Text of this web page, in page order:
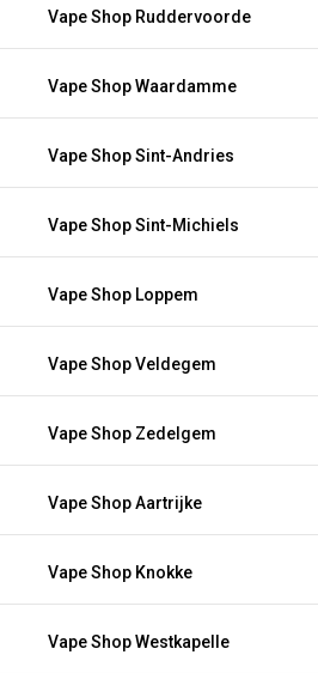
Vape Shop Ruddervoorde
Vape Shop Waardamme
Vape Shop Sint-Andries
Vape Shop Sint-Michiels
Vape Shop Loppem
Vape Shop Veldegem
Vape Shop Zedelgem
Vape Shop Aartrijke
Vape Shop Knokke
Vape Shop Westkapelle